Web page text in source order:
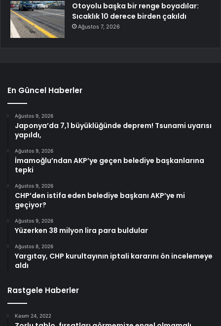
Otoyolu başka bir renge boyadılar:
Sıcaklık 10 derece birden çakıldı
Ağustos 7, 2026
En Güncel Haberler
Ağustos 9, 2026
Japonya’da 7,1 büyüklüğünde deprem! Tsunami uyarısı
yapıldı,
Ağustos 9, 2026
İmamoğlu’ndan AKP’ye geçen belediye başkanlarına
tepki
Ağustos 9, 2026
CHP’den istifa eden belediye başkanı AKP’ye mi
geçiyor?
Ağustos 9, 2026
Yüzerken 38 milyon lira para buldular
Ağustos 8, 2026
Yargıtay, CHP kurultayının iptali kararını ön incelemeye
aldı
Rastgele Haberler
Kasım 24, 2022